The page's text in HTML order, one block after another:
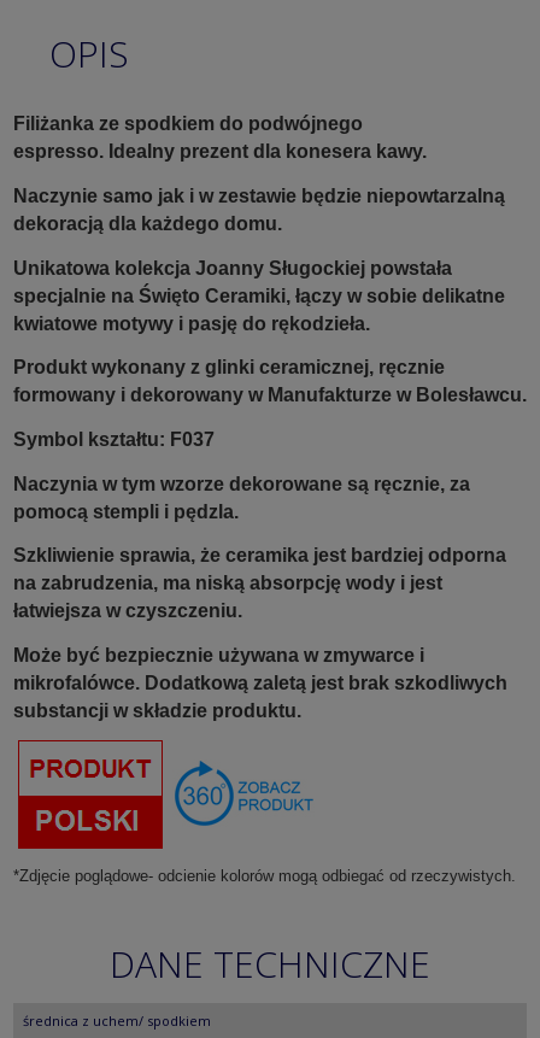
OPIS
Filiżanka ze spodkiem do podwójnego
espresso. Idealny prezent dla konesera kawy.
Naczynie samo jak i w zestawie będzie niepowtarzalną
dekoracją dla każdego domu.
Unikatowa kolekcja Joanny Sługockiej powstała
specjalnie na Święto Ceramiki, łączy w sobie delikatne
kwiatowe motywy i pasję do rękodzieła.
Produkt wykonany z glinki ceramicznej, ręcznie
formowany i dekorowany w Manufakturze w Bolesławcu.
Symbol kształtu: F037
Naczynia w tym wzorze dekorowane są ręcznie, za
pomocą stempli i pędzla.
Szkliwienie sprawia, że ceramika jest bardziej odporna
na zabrudzenia, ma niską absorpcję wody i jest
łatwiejsza w czyszczeniu.
Może być bezpiecznie używana w zmywarce i
mikrofalówce. Dodatkową zaletą jest brak szkodliwych
substancji w składzie produktu.
*Zdjęcie poglądowe- odcienie kolorów mogą odbiegać od rzeczywistych.
DANE TECHNICZNE
średnica z uchem/ spodkiem